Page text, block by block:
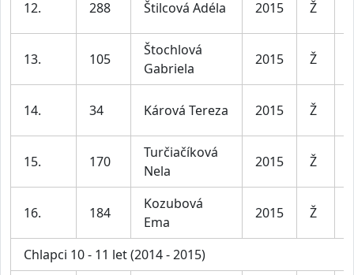
12. 288 Štilcová Adéla 2015 Ž
13. 105
Štochlová
Gabriela
2015 Ž
14. 34 Kárová Tereza 2015 Ž
15. 170
Turčiačíková
Nela
2015 Ž
16. 184
Kozubová
Ema
2015 Ž
Chlapci 10 - 11 let (2014 - 2015)